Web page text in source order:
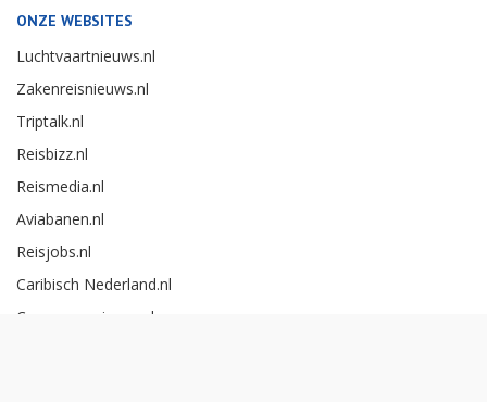
ONZE WEBSITES
Luchtvaartnieuws.nl
Zakenreisnieuws.nl
Triptalk.nl
Reisbizz.nl
Reismedia.nl
Aviabanen.nl
Reisjobs.nl
Caribisch Nederland.nl
Careerexperience.nl